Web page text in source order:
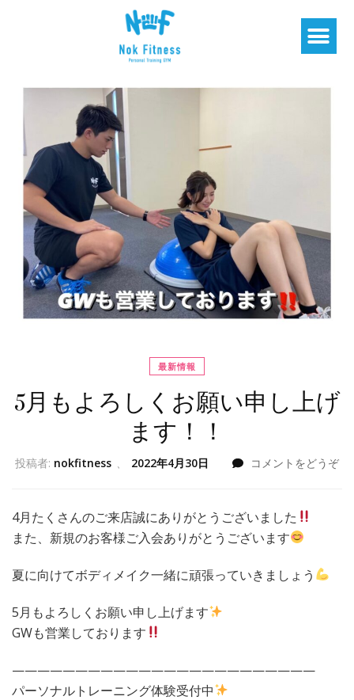
最新情報
5月もよろしくお願い申し上げ
ます！！
投稿者: nokfitness 、 2022年4月30日 コメントをどうぞ
4月たくさんのご来店誠にありがとうございました
また、新規のお客様ご入会ありがとうございます
夏に向けてボディメイク一緒に頑張っていきましょう
5月もよろしくお願い申し上げます
GWも営業しております
————————————————————————
パーソナルトレーニング体験受付中